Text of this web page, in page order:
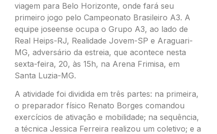
viagem para Belo Horizonte, onde fará seu
primeiro jogo pelo Campeonato Brasileiro A3. A
equipe joseense ocupa o Grupo A3, ao lado de
Real Heips-RJ, Realidade Jovem-SP e Araguari-
MG, adversário da estreia, que acontece nesta
sexta-feira, 20, às 15h, na Arena Frimisa, em
Santa Luzia-MG.
A atividade foi dividida em três partes: na primeira,
o preparador físico Renato Borges comandou
exercícios de ativação e mobilidade; na sequência,
a técnica Jessica Ferreira realizou um coletivo; e a